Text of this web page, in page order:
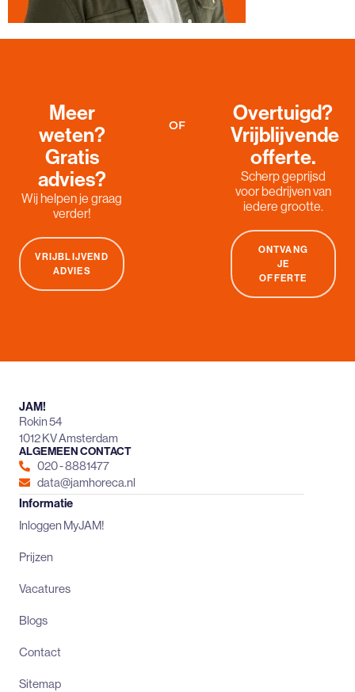
Meer
weten?
Gratis
advies?
Wij helpen je graag
verder!
VRIJBLIJVEND
ADVIES
OF
Overtuigd?
Vrijblijvende
offerte.
Scherp geprijsd
voor bedrijven van
iedere grootte.
ONTVANG
JE
OFFERTE
JAM!
Rokin 54
1012 KV Amsterdam
ALGEMEEN CONTACT
020 - 8881477
data@jamhoreca.nl
Informatie
Inloggen MyJAM!
Prijzen
Vacatures
Blogs
Contact
Sitemap